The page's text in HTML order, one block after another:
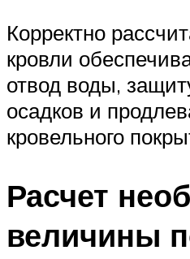
Корректно
кровли
отвод воды,
осадков и
кровельного
Расчет
величины